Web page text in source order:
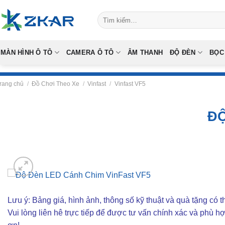
to
content
Tìm
kiếm:
MÀN HÌNH Ô TÔ CAMERA Ô TÔ ÂM THANH ĐỘ ĐÈN
chủ / Đồ Chơi Theo Xe / Vinfast / Vinfast VF5
Lưu ý: Bảng giá, hình ảnh, thông số kỹ thuật và quà tặng có
Vui lòng liên hê trực tiếp để được tư vấn chính xác và phù